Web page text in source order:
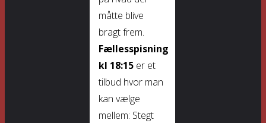
måtte blive
bragt frem.
Fællesspisning
kl 18:15er et
tilbud hvor man
kan vælge
mellem: Stegt